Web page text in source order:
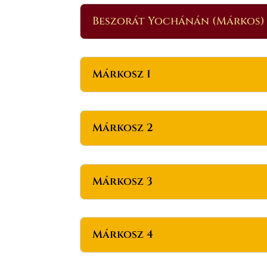
Beszorát Yochánán
Márkosz 1
Márkosz 2
Márkosz 3
Márkosz 4